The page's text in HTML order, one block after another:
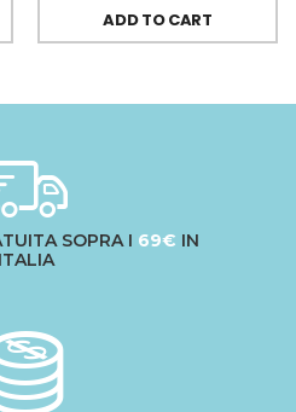
ADD TO CART
SOPRA I 69€ IN
ITALIA